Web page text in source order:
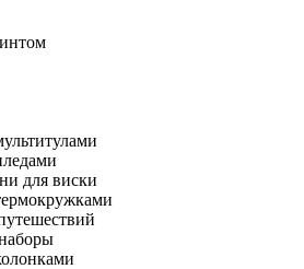
для виски